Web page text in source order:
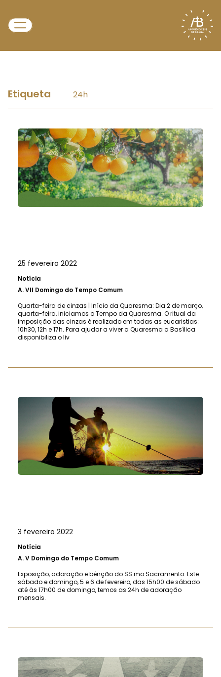
Etiqueta 24h
25 fevereiro 2022
Notícia
A.VII Domingo do Tempo Comum
Quarta-feira de cinzas | Início da Quaresma: Dia 2 de março,
quarta-feira, iniciamos o Tempo da Quaresma. O ritual da
imposição das cinzas é realizado em todas as eucaristias:
10h30, 12h e 17h. Para ajudar a viver a Quaresma a Basílica
disponibiliza o liv
3 fevereiro 2022
Notícia
A.V Domingo do Tempo Comum
Exposição, adoração e bênção do SS.mo Sacramento. Este
sábado e domingo, 5 e 6 de fevereiro, das 15h00 de sábado
até às 17h00 de domingo, temos as 24h de adoração
mensais.